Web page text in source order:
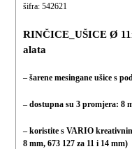
šifra: 542621
RINČICE_UŠICE Ø
alata
– šarene mesingane ušice s
– dostupna su 3 promjera: 8
– koristite s VARIO
8 mm, 673 127 za 11 i 14 mm)